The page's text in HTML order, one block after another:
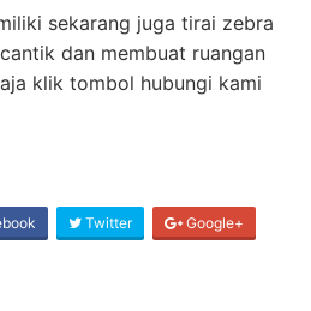
sekarang juga tirai zebra
dan membuat ruangan
klik tombol hubungi kami
Twitter Google+